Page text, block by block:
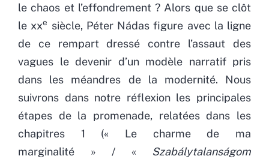
le chaos et l’effondrement ? Alors que se clôt
le xxe siècle, Péter Nádas figure avec la ligne
de ce rempart dressé contre l’assaut des
vagues le devenir d’un modèle narratif pris
dans les méandres de la modernité. Nous
suivrons dans notre réflexion les principales
étapes de la promenade, relatées dans les
chapitres 1 (« Le charme de ma
marginalité » / « Szabálytalanságom